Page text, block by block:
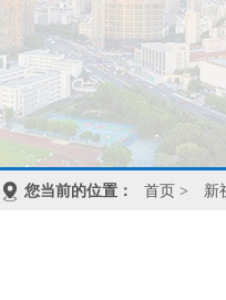
您当前的位置： 首页 > 新